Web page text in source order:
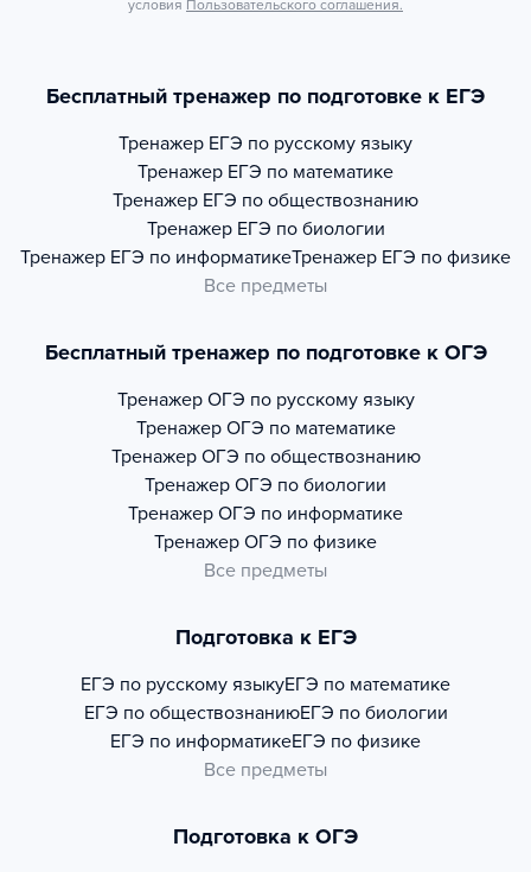
условия Пользовательского соглашения.
Бесплатный тренажер по подготовке к ЕГЭ
Тренажер ЕГЭ по русскому языку
Тренажер ЕГЭ по математике
Тренажер ЕГЭ по обществознанию
Тренажер ЕГЭ по биологии
Тренажер ЕГЭ по информатикеТренажер ЕГЭ по физике
Все предметы
Бесплатный тренажер по подготовке к ОГЭ
Тренажер ОГЭ по русскому языку
Тренажер ОГЭ по математике
Тренажер ОГЭ по обществознанию
Тренажер ОГЭ по биологии
Тренажер ОГЭ по информатике
Тренажер ОГЭ по физике
Все предметы
Подготовка к ЕГЭ
ЕГЭ по русскому языкуЕГЭ по математике
ЕГЭ по обществознаниюЕГЭ по биологии
ЕГЭ по информатикеЕГЭ по физике
Все предметы
Подготовка к ОГЭ